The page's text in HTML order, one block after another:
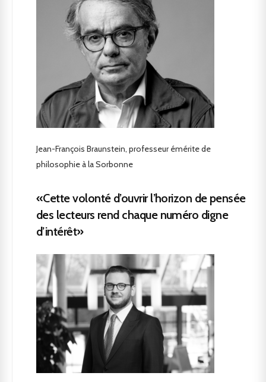
Jean-François Braunstein, professeur émérite de
philosophie à la Sorbonne
«Cette volonté d’ouvrir l’horizon de pensée
des lecteurs rend chaque numéro digne
d’intérêt»